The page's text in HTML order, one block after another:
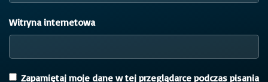
Witryna internetowa
Zapamiętaj moje dane w tej przeglądarce podczas pisania